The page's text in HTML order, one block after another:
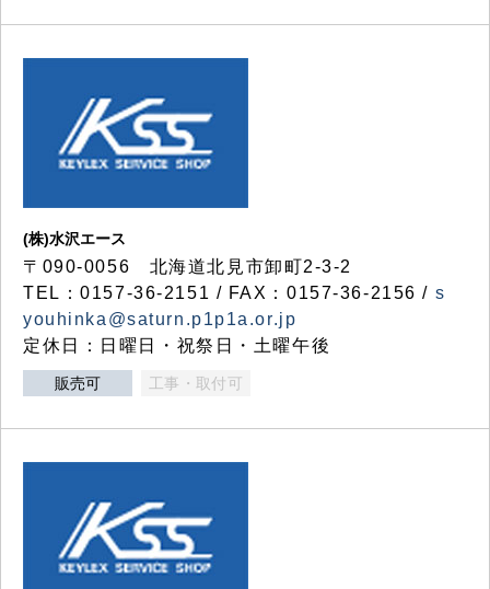
(株)水沢エース
〒090-0056 北海道北見市卸町2-3-2
TEL：0157-36-2151 / FAX：0157-36-2156 / s
youhinka@saturn.p1p1a.or.jp
定休日：日曜日・祝祭日・土曜午後
販売可 工事・取付可